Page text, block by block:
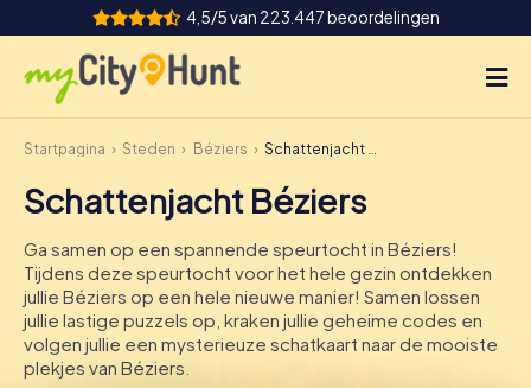
4,5/5 van 223.447 beoordelingen
Hoe het werkt
Steden
Tours
Teamevenement
Tickets
Startpagina Steden Béziers Schattenjacht Béziers
Schattenjacht Béziers
Ga samen op een spannende speurtocht in Béziers!
Tijdens deze speurtocht voor het hele gezin ontdekken
jullie Béziers op een hele nieuwe manier! Samen lossen
jullie lastige puzzels op, kraken jullie geheime codes en
volgen jullie een mysterieuze schatkaart naar de mooiste
plekjes van Béziers.